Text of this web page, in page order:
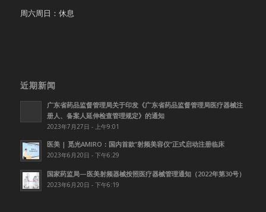
周六周日：休息
近期新闻
广东省药品监督管理局关于印发《广东省药品监督管理局医疗器械注
册人、备案人延伸检查管理规定》的通知
2023年7月27日 - 上午9:01
医美 | 觅光AMIRO：国内首款”射频美容仪”正式启动注册临床
2023年6月20日 - 下午6:29
国家药监局—医美射频器械按照医疗器械管理通知（2022年第30号）
2023年6月20日 - 下午6:19